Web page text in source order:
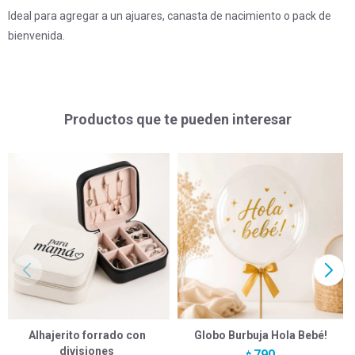
Ideal para agregar a un ajuares, canasta de nacimiento o pack de
bienvenida.
Productos que te pueden interesar
Alhajerito forrado con
divisiones
Globo Burbuja Hola Bebé!